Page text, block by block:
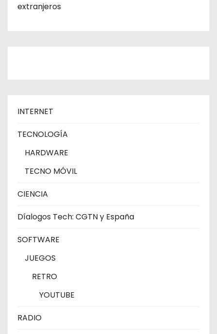
extranjeros
INTERNET
TECNOLOGÍA
HARDWARE
TECNO MÓVIL
CIENCIA
Díalogos Tech: CGTN y España
SOFTWARE
JUEGOS
RETRO
YOUTUBE
RADIO